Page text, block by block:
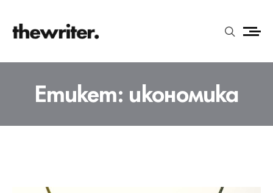
Етикет: икономика